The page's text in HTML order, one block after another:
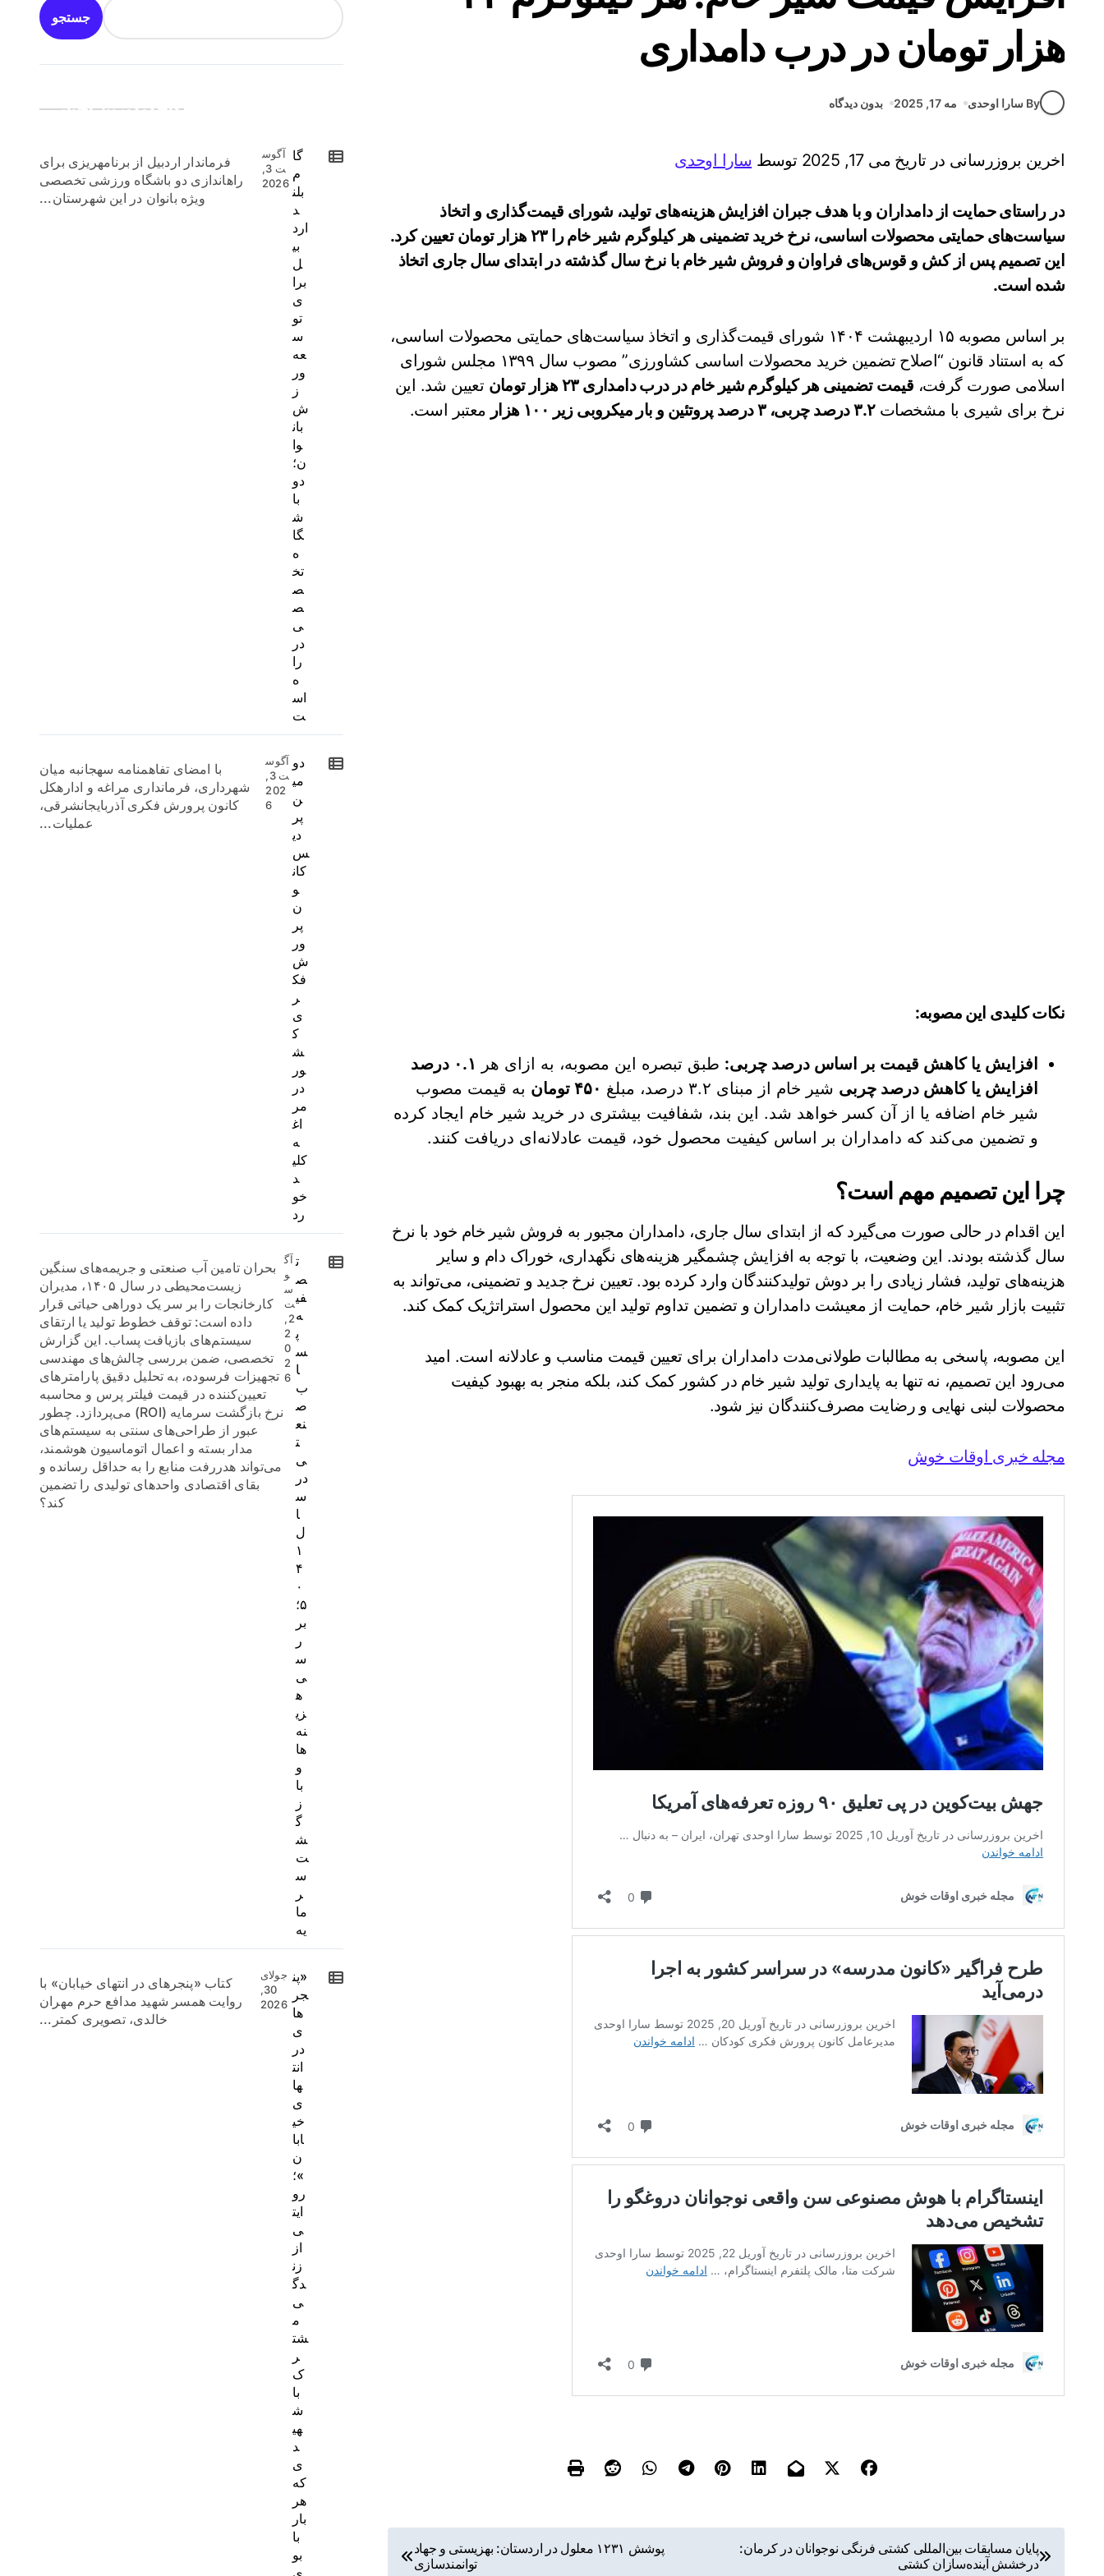
هزار تومان در درب دامداری
By سارا اوحدی مه 17, 2025 بدون دیدگاه
اخرین بروزرسانی در تاریخ می 17, 2025 توسط سارا اوحدی
در راستای حمایت از دامداران و با هدف جبران افزایش هزینه‌های تولید، شورای قیمت‌گذاری و اتخاذ
سیاست‌های حمایتی محصولات اساسی، نرخ خرید تضمینی هر کیلوگرم شیر خام را ۲۳ هزار تومان تعیین کرد.
این تصمیم پس از کش و قوس‌های فراوان و فروش شیر خام با نرخ سال گذشته در ابتدای سال جاری اتخاذ
شده است.
بر اساس مصوبه ۱۵ اردیبهشت ۱۴۰۴ شورای قیمت‌گذاری و اتخاذ سیاست‌های حمایتی محصولات اساسی،
که به استناد قانون “اصلاح تضمین خرید محصولات اساسی کشاورزی” مصوب سال ۱۳۹۹ مجلس شورای
اسلامی صورت گرفت، قیمت تضمینی هر کیلوگرم شیر خام در درب دامداری ۲۳ هزار تومان
تعیین شد. این
نرخ برای شیری با مشخصات۳.۲ درصد چربی، ۳ درصد پروتئین و بار میکروبی زیر ۱۰۰ هزار معتبر است.
نکات کلیدی این مصوبه:
افزایش یا کاهش قیمت بر اساس درصد چربی: طبق تبصره این مصوبه، به ازای هر
۰.۱ درصد
افزایش یا کاهش درصد چربی شیر خام از مبنای ۳.۲ درصد، مبلغ ۴۵۰ تومان
به قیمت مصوب
شیر خام اضافه یا از آن کسر خواهد شد. این بند، شفافیت بیشتری در خرید شیر خام ایجاد کرده
و تضمین می‌کند که دامداران بر اساس کیفیت محصول خود، قیمت عادلانه‌ای دریافت کنند.
چرا این تصمیم مهم است؟
این اقدام در حالی صورت می‌گیرد که از ابتدای سال جاری، دامداران مجبور به فروش شیر خام خود با نرخ
سال گذشته بودند. این وضعیت، با توجه به افزایش چشمگیر هزینه‌های نگهداری، خوراک دام و سایر
هزینه‌های تولید، فشار زیادی را بر دوش تولیدکنندگان وارد کرده بود. تعیین نرخ جدید و تضمینی، می‌تواند به
تثبیت بازار شیر خام، حمایت از معیشت دامداران و تضمین تداوم تولید این محصول استراتژیک کمک کند.
این مصوبه، پاسخی به مطالبات طولانی‌مدت دامداران برای تعیین قیمت مناسب و عادلانه است. امید
می‌رود این تصمیم، نه تنها به پایداری تولید شیر خام در کشور کمک کند، بلکه منجر به بهبود کیفیت
محصولات لبنی نهایی و رضایت مصرف‌کنندگان نیز شود.
مجله خبری اوقات خوش
پایان مسابقات بین‌المللی کشتی فرنگی نوجوانان در کرمان:
درخشش آینده‌سازان کشتی
پوشش ۱۲۳۱ معلول در اردستان: بهزیستی و جهاد
توانمندسازی
جستجو
جدیدترین اخبار:
گا
م
بلن
د
ارد
بی
ل
برا
ی
تو
س
عه
ور
ز
ش
بان
وا
ن؛
دو
با
ش
گا
ه
تخ
ص
ص
ی
در
را
ه
اس
ت
آگوس
ت 3,
2026
فرماندار اردبیل از برنامهریزی برای
راهاندازی دو باشگاه ورزشی تخصصی
ویژه بانوان در این شهرستان...
دو
می
ن
پر
دی
س
کان
و
ن
پر
ور
ش
فک
ر
ی
ک
ش
ور
در
مر
اغ
ه
کلی
د
خو
رد
آگوس
ت 3,
202
6
با امضای تفاهمنامه سهجانبه میان
شهرداری، فرمانداری مراغه و ادارهکل
کانون پرورش فکری آذربایجانشرقی،
عملیات...
ت
ص
فی
ه
پ
س
ا
ب
ص
نع
ت
ی
در
س
ا
ل
۱
۴
۰
۵؛
بر
ر
س
ی
ه
زی
نه‌
ها
و
با
ز
گ
ش
ت
س
ر
ما
یه
آگ
و
س
ت
2,
2
0
2
6
بحران تامین آب صنعتی و جریمه‌های سنگین
زیست‌محیطی در سال ۱۴۰۵، مدیران
کارخانجات را بر سر یک دوراهی حیاتی قرار
داده است: توقف خطوط تولید یا ارتقای
سیستم‌های بازیافت پساب. این گزارش
تخصصی، ضمن بررسی چالش‌های مهندسی
تجهیزات فرسوده، به تحلیل دقیق پارامترهای
تعیین‌کننده در قیمت فیلتر پرس و محاسبه
نرخ بازگشت سرمایه (ROI) می‌پردازد. چطور
عبور از طراحی‌های سنتی به سیستم‌های
مدار بسته و اعمال اتوماسیون هوشمند،
می‌تواند هدررفت منابع را به حداقل رسانده و
بقای اقتصادی واحدهای تولیدی را تضمین
کند؟
«پن
جر
ها
ی
در
انت
ها
ی
خی
ابا
ن
»؛
رو
ایت
ی
از
زن
دگ
ی
م
شت
ر
ک
با
ش
هی
د
ی
که
هر
بار
با
بو
ی
جولای
30,
2026
کتاب «پنجرهای در انتهای خیابان» با
روایت همسر شهید مدافع حرم مهران
خالدی، تصویری کمتر...